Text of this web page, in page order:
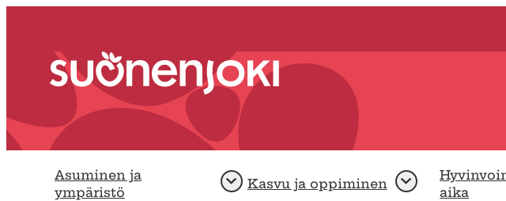
Etusivu
Asuminen ja
ympäristö
AvaaKasvu ja oppiminen Avaa
aika